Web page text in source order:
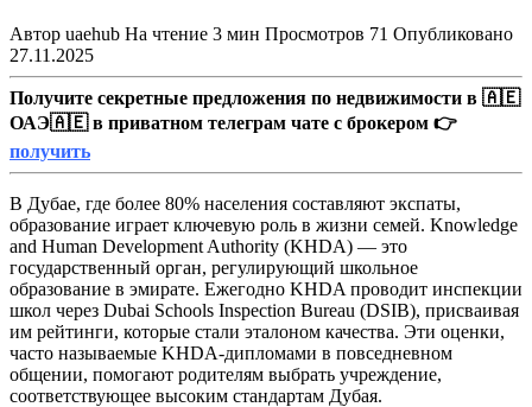
Автор uaehub На чтение 3 мин Просмотров 71 Опубликовано
27.11.2025
Получите секретные предложения по недвижимости в 🇦🇪
ОАЭ🇦🇪 в приватном телеграм чате с брокером 👉
получить
В Дубае, где более 80% населения составляют экспаты,
образование играет ключевую роль в жизни семей. Knowledge
and Human Development Authority (KHDA) — это
государственный орган, регулирующий школьное
образование в эмирате. Ежегодно KHDA проводит инспекции
школ через Dubai Schools Inspection Bureau (DSIB), присваивая
им рейтинги, которые стали эталоном качества. Эти оценки,
часто называемые KHDA-дипломами в повседневном
общении, помогают родителям выбрать учреждение,
соответствующее высоким стандартам Дубая.